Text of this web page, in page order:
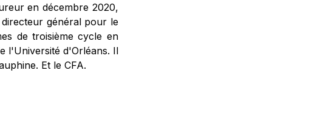
en décembre 2020,
général pour le
de troisième cycle en
l'Université d'Orléans. Il
Et le CFA.